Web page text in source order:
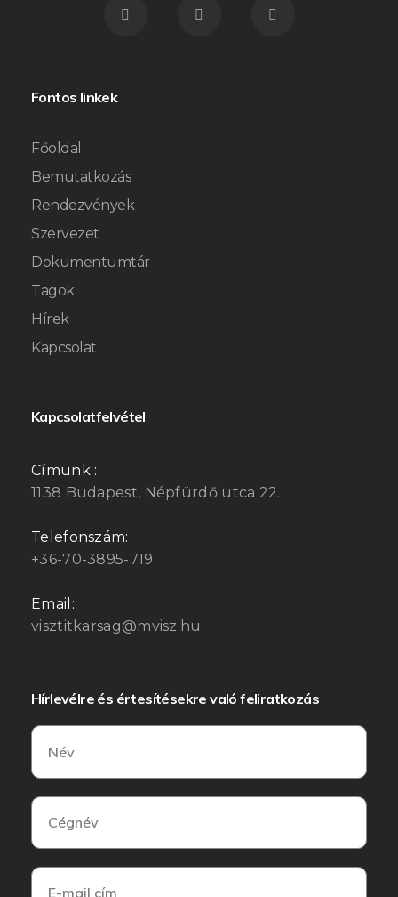
Fontos linkek
Főoldal
Bemutatkozás
Rendezvények
Szervezet
Dokumentumtár
Tagok
Hírek
Kapcsolat
Kapcsolatfelvétel
Címünk :
1138 Budapest, Népfürdő utca 22.
Telefonszám:
+36-70-3895-719
Email:
visztitkarsag@mvisz.hu
Hírlevélre és értesítésekre való feliratkozás